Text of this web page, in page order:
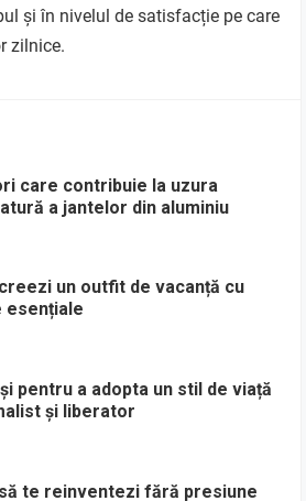
și în nivelul de satisfacție pe care
zilnice.
care contribuie la uzura
a jantelor din aluminiu
un outfit de vacanță cu
esențiale
pentru a adopta un stil de viață
și liberator
te reinventezi fără presiune